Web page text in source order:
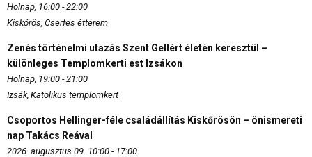
Holnap, 16:00 - 22:00
Kiskőrös, Cserfes étterem
Zenés történelmi utazás Szent Gellért életén keresztül –
különleges Templomkerti est Izsákon
Holnap, 19:00 - 21:00
Izsák, Katolikus templomkert
Csoportos Hellinger-féle családállítás Kiskőrösön – önismereti
nap Takács Reával
2026. augusztus 09. 10:00 - 17:00